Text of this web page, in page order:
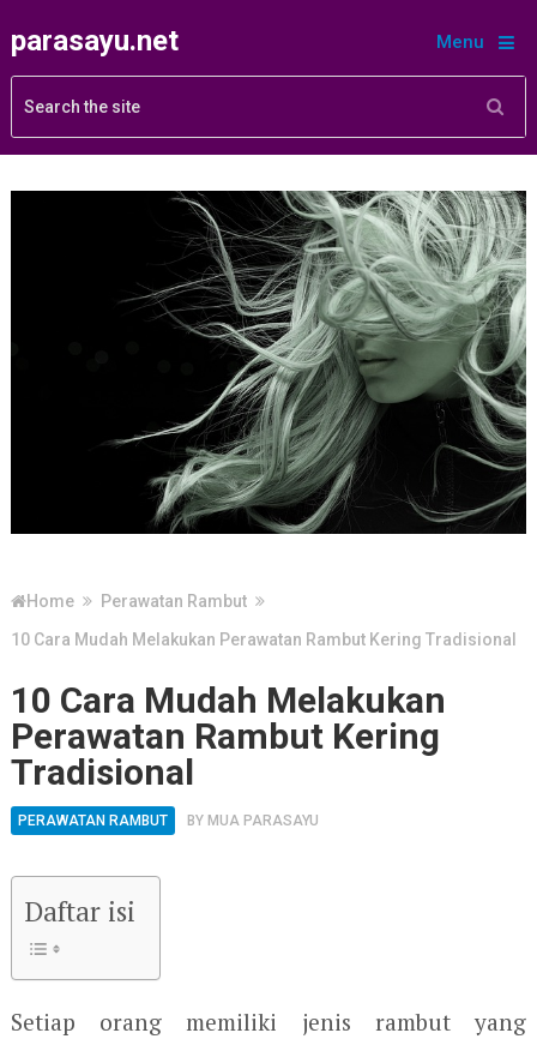
parasayu.net Menu
Home
Perawatan Rambut
10 Cara Mudah Melakukan Perawatan Rambut Kering Tradisional
10 Cara Mudah Melakukan
Perawatan Rambut Kering
Tradisional
PERAWATAN RAMBUT BY MUA PARASAYU
Daftar isi
Setiap orang memiliki jenis rambut yang